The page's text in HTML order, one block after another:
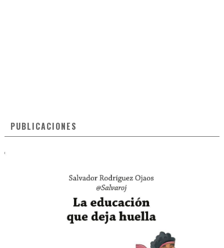
PUBLICACIONES